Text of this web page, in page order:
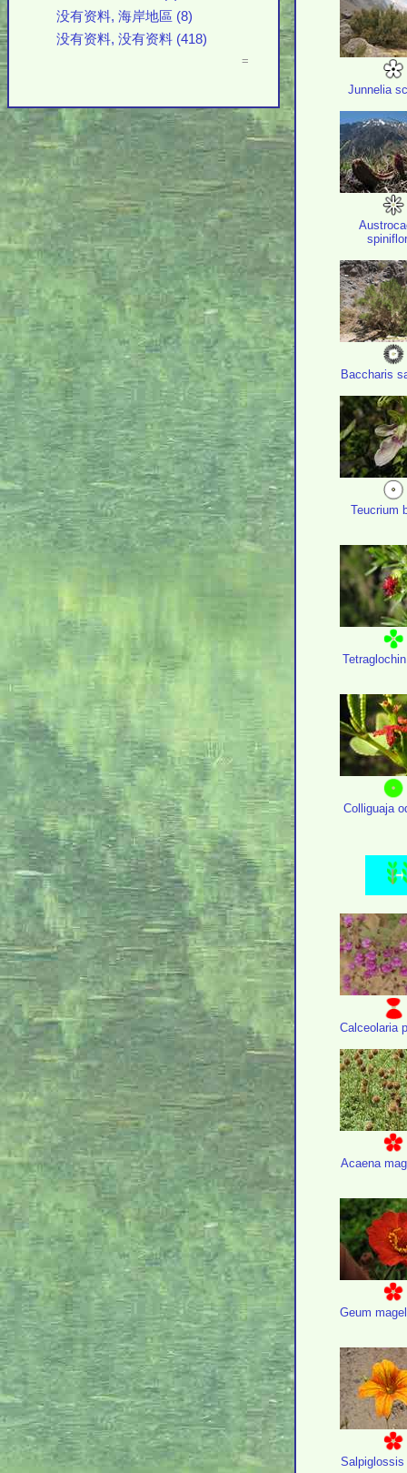
没有资料, 海岸地區 (8)
没有资料, 没有资料 (418)
=
Junnelia
Baccharis
Teucrium
Colliguaja
Calceolaria
Acaena
Geum